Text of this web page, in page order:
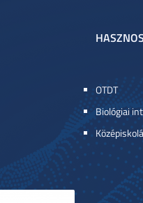
OTDT
Biológiai